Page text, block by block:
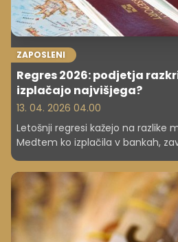
ZAPOSLENI
Regres 2026: podjetja
izplačajo najvišjega?
13. 04. 2026 04.00
Letošnji regresi kažejo na razlike
Medtem ko izplačila v bankah,
približno 2.800 evrov, bo v
1.630,07 evra.